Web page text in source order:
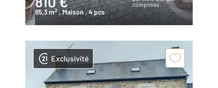
comprises
85,3 m2 , Maison , 4 pcs
Exclusivité